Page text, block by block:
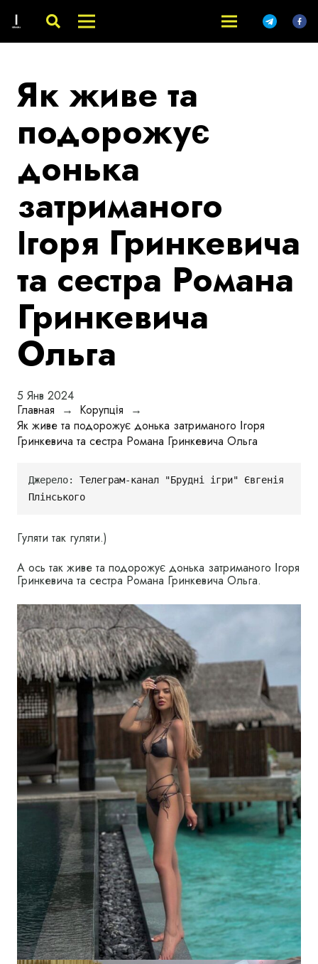
Як живе та
подорожує
донька
затриманого
Ігоря Гринкевича
та сестра Романа
Гринкевича
Ольга
5 Янв 2024
Главная
→ Корупція
→
Як живе та подорожує донька затриманого Ігоря
Гринкевича та сестра Романа Гринкевича Ольга
Джерело: Телеграм-канал "Брудні ігри" Євгенія
Плінського
Гуляти так гуляти.)
А ось так живе та подорожує донька затриманого Ігоря
Гринкевича та сестра Романа Гринкевича Ольга.